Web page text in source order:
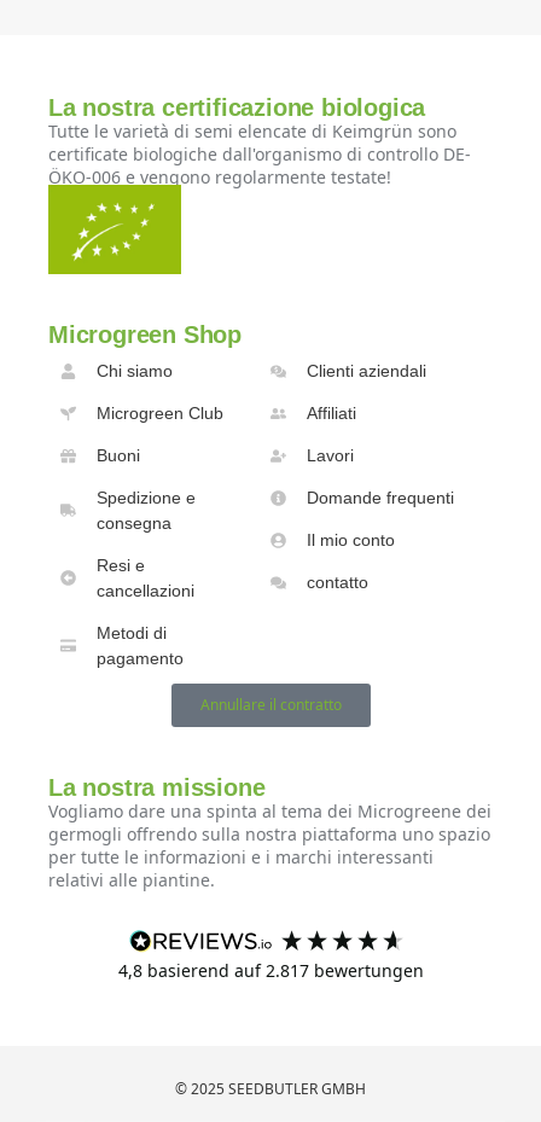
La nostra certificazione biologica
Tutte le varietà di semi elencate di Keimgrün sono
certificate biologiche dall'organismo di controllo DE-
ÖKO-006 e vengono regolarmente testate!
Microgreen Shop
Chi siamo
Microgreen Club
Buoni
Spedizione e
consegna
Resi e
cancellazioni
Metodi di
pagamento
Clienti aziendali
Affiliati
Lavori
Domande frequenti
Il mio conto
contatto
Annullare il contratto
La nostra missione
Vogliamo dare una spinta al tema dei Microgreene dei
germogli offrendo sulla nostra piattaforma uno spazio
per tutte le informazioni e i marchi interessanti
relativi alle piantine.
4,8 basierend auf2.817bewertungen
© 2025 SEEDBUTLER GMBH